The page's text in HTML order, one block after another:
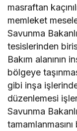
masraftan
memleket
Savunma
tesislerinden
Bakım alanının
bölgeye
gibi inşa
düzenlemesi
Savunma